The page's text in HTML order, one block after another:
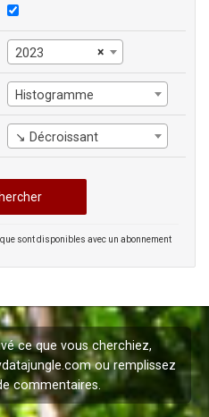
×
2023
Histogramme
↘ Décroissant
sont disponibles avec un abonnement
ce que vous cherchiez,
ou remplissez
commentaires